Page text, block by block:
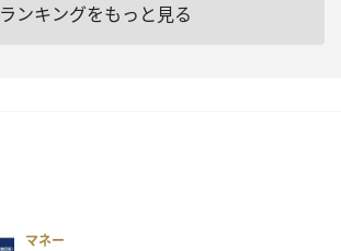
ランキングをもっと見る
マネー